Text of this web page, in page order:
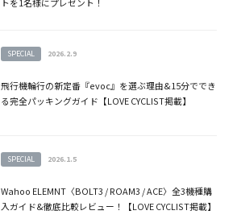
SPECIAL 2026.2.9
飛行機輪行の新定番『evoc』を選ぶ理由&15分ででき
る完全パッキングガイド【LOVE CYCLIST掲載】
SPECIAL 2026.1.5
Wahoo ELEMNT〈BOLT3 / ROAM3 / ACE〉全3機種購
入ガイド&徹底比較レビュー！【LOVE CYCLIST掲載】